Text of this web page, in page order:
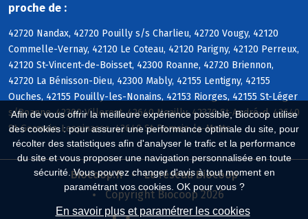
Afin de vous offrir la meilleure expérience possible, Biocoop utilise
des cookies : pour assurer une performance optimale du site, pour
récolter des statistiques afin d'analyser le trafic et la performance
du site et vous proposer une navigation personnalisée en toute
sécurité. Vous pouvez changer d'avis à tout moment en
paramétrant vos cookies. OK pour vous ?
En savoir plus et paramétrer les cookies
proche de :
42720 Nandax, 42720 Pouilly s/s Charlieu, 42720 Vougy, 42120
Commelle-Vernay, 42120 Le Coteau, 42120 Parigny, 42120 Perreux,
42120 St-Vincent-de-Boisset, 42300 Roanne, 42720 Briennon,
42720 La Bénisson-Dieu, 42300 Mably, 42155 Lentigny, 42155
Ouches, 42155 Pouilly-les-Nonains, 42153 Riorges, 42155 St-Léger
s/Roanne, 42300 Villerest, 42640 Noailly, 42370 St-André-d, 42640
St-Germain-Lespinasse, 42640 St-Romain-la-Motte
Biocoop.fr
Le réseau Biocoop
Copyright Biocoop 2026